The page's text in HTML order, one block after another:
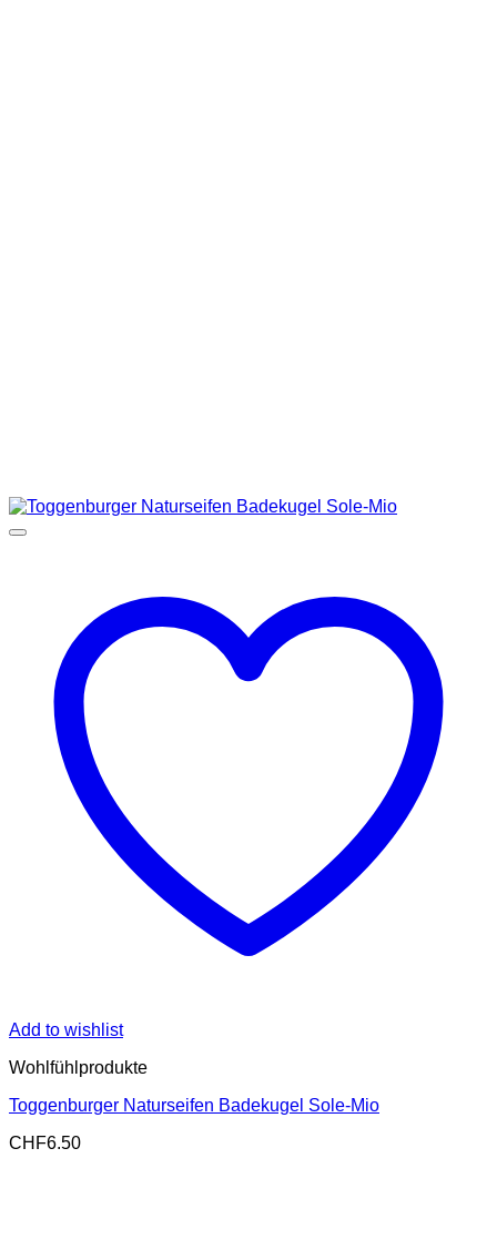
Add to wishlist
Wohlfühlprodukte
Toggenburger Naturseifen Badekugel Sole-Mio
CHF6.50